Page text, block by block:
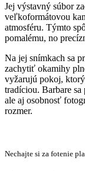
Jej výstavný súbor
veľkoformátovou
atmosféru. Týmto
pomalému, no
Na jej snímkach sa
zachytiť okamihy
vyžarujú pokoj,
tradíciou. Barbare
ale aj osobnosť
rozmer.
Nechajte si za fotenie